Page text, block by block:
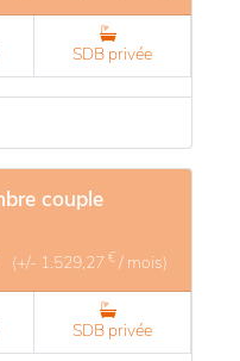
SDB privée
couple
(+/- 1.529,27 € / mois)
SDB privée